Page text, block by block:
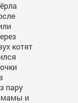
котят
пару
мамы и